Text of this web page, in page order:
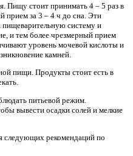
Пищу стоит принимать 4 – 5 раз в
прием за 3 – 4 ч до сна. Эти
пищеварительную систему и
и тем более чрезмерный прием
уровень мочевой кислоты и
камней.
пищи. Продукты стоит есть в
питьевой режим.
вывести осадки солей и мелкие
следующих рекомендаций по